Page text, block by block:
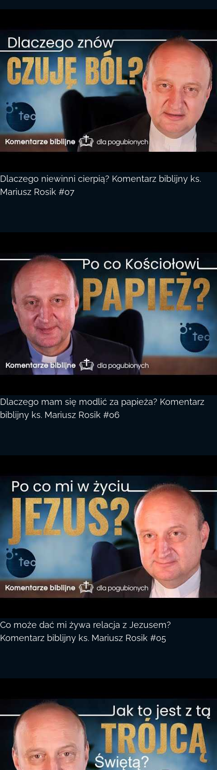
Dlaczego niewinni cierpią? Komentarz biblijny ks.
Mariusz Rosik #07
Dlaczego mam się modlić za papieża? Komentarz
biblijny ks. Mariusz Rosik #06
Co może dać mi żywa relacja z Jezusem?
Komentarz biblijny ks. Mariusz Rosik #05